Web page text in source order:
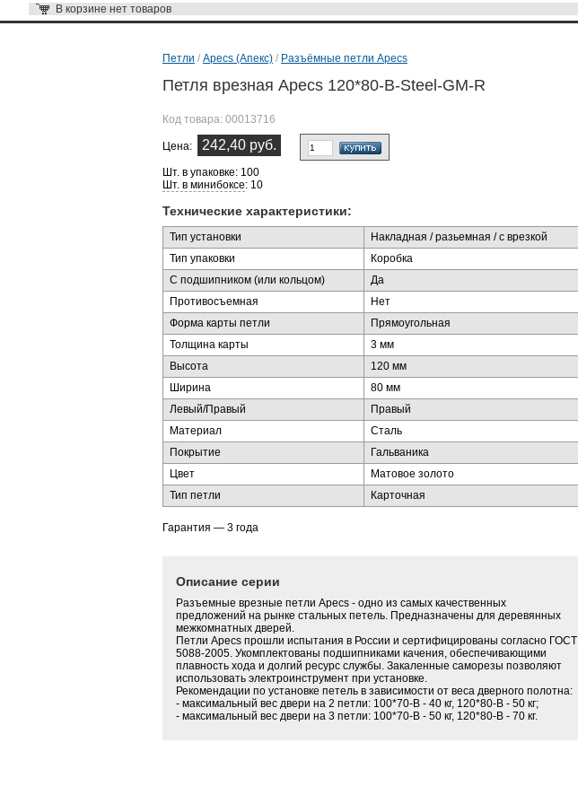
В корзине нет товаров
Петли / Apecs (Апекс) / Разъёмные петли Apecs
Петля врезная Apecs 120*80-B-Steel-GM-R
Код товара: 00013716
Цена: 242,40 руб.
Шт. в упаковке: 100
Шт. в минибоксе: 10
Технические характеристики:
Тип установки
Накладная / разьемная / с врезкой
Тип упаковки
Коробка
С подшипником (или кольцом)
Да
Противосъемная
Нет
Форма карты петли
Прямоугольная
Толщина карты
3 мм
Высота
120 мм
Ширина
80 мм
Левый/Правый
Правый
Материал
Сталь
Покрытие
Гальваника
Цвет
Матовое золото
Тип петли
Карточная
Гарантия — 3 года
Описание серии
Разъемные врезные петли Apecs - одно из самых качественных
предложений на рынке стальных петель. Предназначены для деревянных
межкомнатных дверей.
Петли Apecs прошли испытания в России и сертифицированы согласно ГОСТ
5088-2005. Укомплектованы подшипниками качения, обеспечивающими
плавность хода и долгий ресурс службы. Закаленные саморезы позволяют
использовать электроинструмент при установке.
Рекомендации по установке петель в зависимости от веса дверного полотна:
- максимальный вес двери на 2 петли: 100*70-B - 40 кг, 120*80-B - 50 кг;
- максимальный вес двери на 3 петли: 100*70-B - 50 кг, 120*80-B - 70 кг.